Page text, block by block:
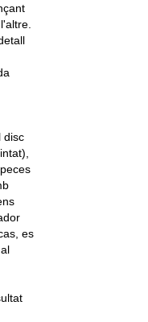
disc
es